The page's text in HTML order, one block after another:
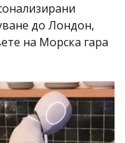
до Лондон,
на Морска гара